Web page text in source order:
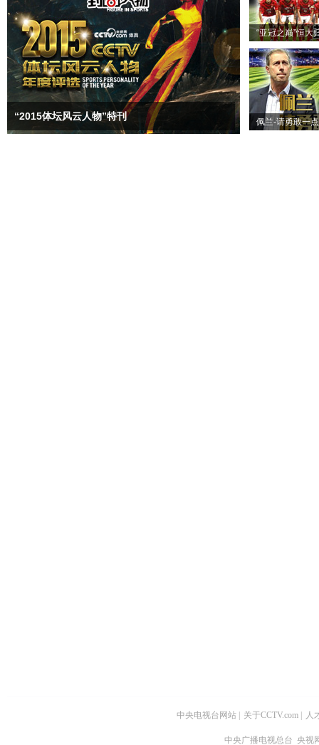
“2015体坛风云人物”特刊
“亚冠之巅”恒大
佩兰-请勇敢一点
中央电视台网站 关于CCTV.com 人
中央广播电视总台 央视